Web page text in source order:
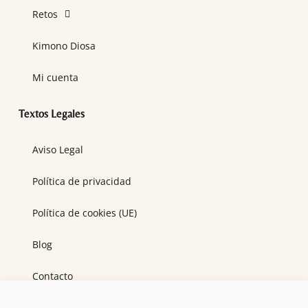
Retos
Kimono Diosa
Mi cuenta
Textos Legales
Aviso Legal
Política de privacidad
Política de cookies (UE)
Blog
Contacto